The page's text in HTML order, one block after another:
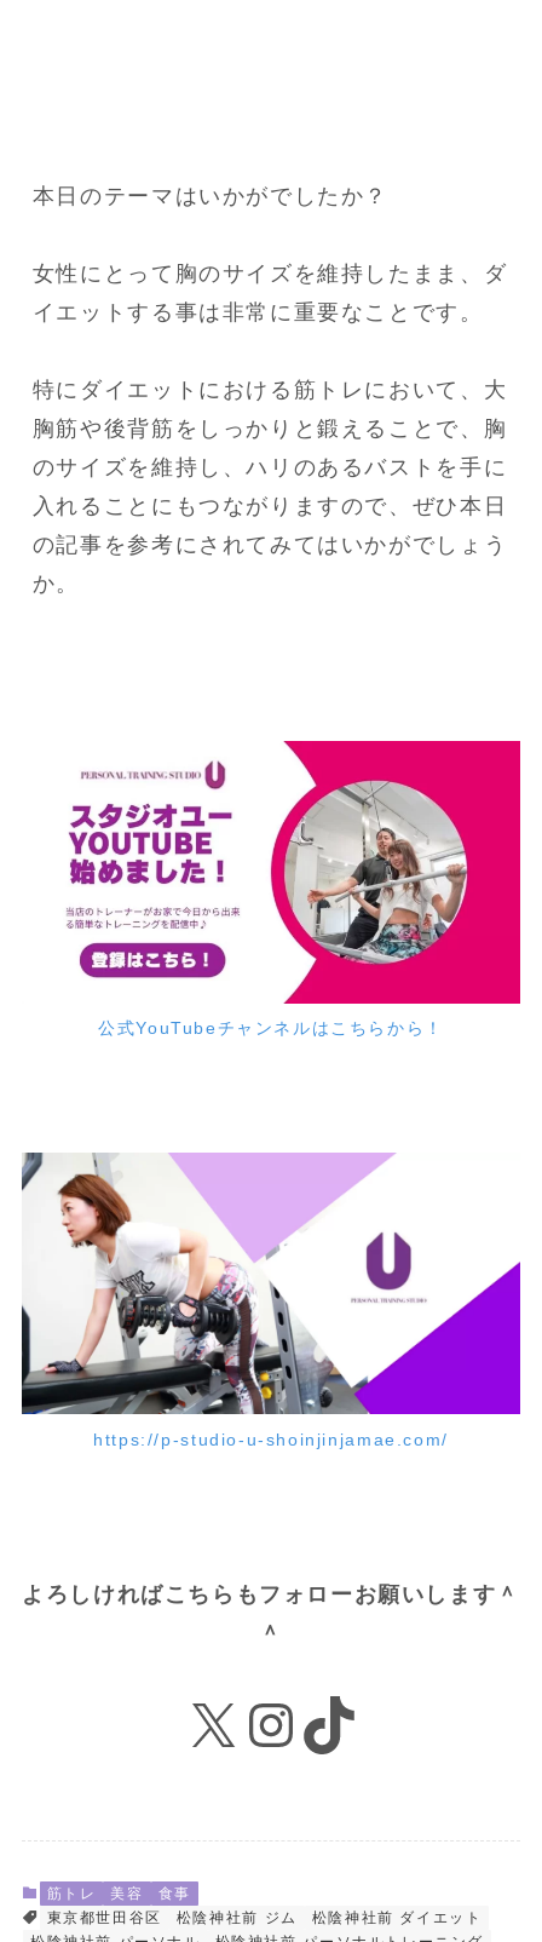
本日のテーマはいかがでしたか？
女性にとって胸のサイズを維持したまま、ダ
イエットする事は非常に重要なことです。
特にダイエットにおける筋トレにおいて、大
胸筋や後背筋をしっかりと鍛えることで、胸
のサイズを維持し、ハリのあるバストを手に
入れることにもつながりますので、ぜひ本日
の記事を参考にされてみてはいかがでしょう
か。
公式YouTubeチャンネルはこちらから！
https://p-studio-u-shoinjinjamae.com/
よろしければこちらもフォローお願いします＾
＾
X Instagram
TikTok
筋トレ 美容
食事
東京都世田谷区
松陰神社前 ジム
松陰神社前 ダイエット